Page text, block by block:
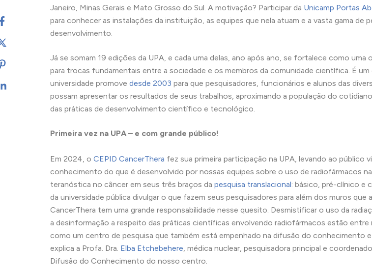
Janeiro, Minas Gerais e Mato Grosso do Sul. A motivação? Participar da Unicamp Portas
para conhecer as instalações da instituição, as equipes que nela atuam e a vasta gama de
desenvolvimento.
Já se somam 19 edições da UPA, e cada uma delas, ano após ano, se fortalece como uma
para trocas fundamentais entre a sociedade e os membros da comunidade científica. É
universidade promove desde 2003 para que pesquisadores, funcionários e alunos das
possam apresentar os resultados de seus trabalhos, aproximando a população do
das práticas de desenvolvimento científico e tecnológico.
Primeira vez na UPA – e com grande público!
Em 2024, o CEPID CancerThera fez sua primeira participação na UPA, levando ao público
conhecimento do que é desenvolvido por nossas equipes sobre o uso de radiofármacos
teranóstica no câncer em seus três braços da pesquisa translacional: básico, pré-clínico e
da universidade pública divulgar o que fazem seus pesquisadores para além dos muros que
CancerThera tem uma grande responsabilidade nesse quesito. Desmistificar o uso da
a desinformação a respeito das práticas científicas envolvendo radiofármacos estão entre
como um centro de pesquisa que também está empenhado na difusão do conhecimento e
explica a Profa. Dra. Elba Etchebehere , médica nuclear, pesquisadora principal e
Difusão do Conhecimento do nosso centro.